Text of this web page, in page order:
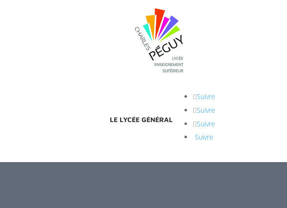
LE LYCÉE GÉNÉRAL
Suivre
Suivre
Suivre
Suivre